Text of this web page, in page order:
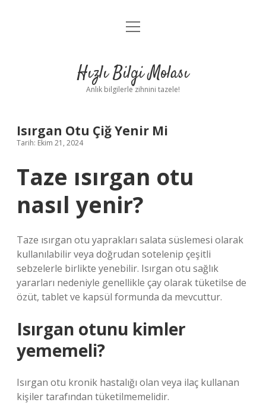
Anasayfa
Yasal Uyarı
menüyü
Hızlı Bilgi Molası
Anlık bilgilerle zihnini tazele!
Isırgan Otu Çiğ Yenir Mi
Tarih: Ekim 21, 2024
Taze ısırgan otu
nasıl yenir?
Taze ısırgan otu yaprakları salata süslemesi olarak
kullanılabilir veya doğrudan sotelenip çeşitli
sebzelerle birlikte yenebilir. Isırgan otu sağlık
yararları nedeniyle genellikle çay olarak tüketilse de
özüt, tablet ve kapsül formunda da mevcuttur.
Isırgan otunu kimler
yememeli?
Isırgan otu kronik hastalığı olan veya ilaç kullanan
kişiler tarafından tüketilmemelidir.